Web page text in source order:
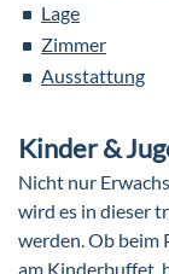
Lage
Zimmer
Ausstattung
Kinder &
Nicht nur
wird es in dieser
werden. Ob beim
am Kinderbuffet,